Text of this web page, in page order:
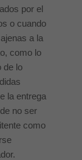
por el
o cuando
a la
como lo
de lo
la entrega
no ser
como